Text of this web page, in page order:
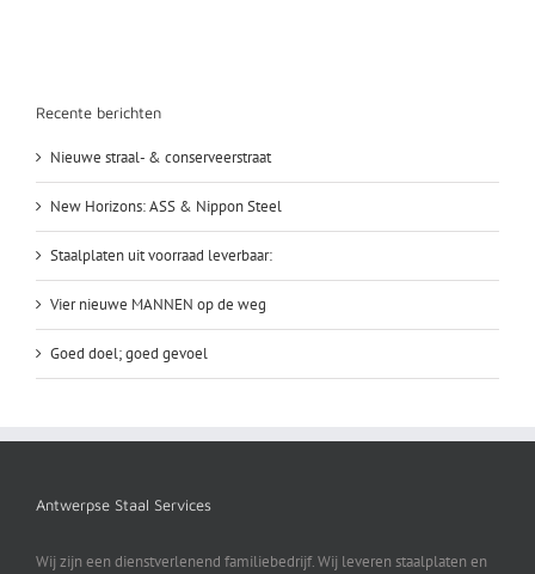
Recente berichten
Nieuwe straal- & conserveerstraat
New Horizons: ASS & Nippon Steel
Staalplaten uit voorraad leverbaar:
Vier nieuwe MANNEN op de weg
Goed doel; goed gevoel
Antwerpse Staal Services
Wij zijn een dienstverlenend familiebedrijf. Wij leveren staalplaten en